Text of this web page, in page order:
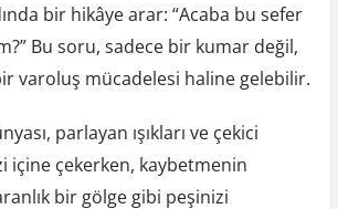
bir hikâye arar: “Acaba bu sefer
Bu soru, sadece bir kumar değil,
varoluş mücadelesi haline gelebilir.
parlayan ışıkları ve çekici
içine çekerken, kaybetmenin
bir gölge gibi peşinizi